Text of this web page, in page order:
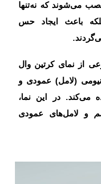
می‌شوند که نه‌تنها
بلکه باعث ایجاد حس
از نمای کرتین وال
(لامل) عمودی و
می‌کند. در این نما،
و لامل‌های عمودی